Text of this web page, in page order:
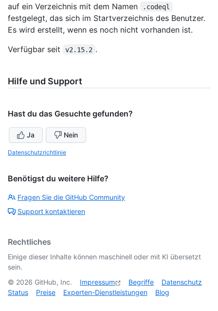
auf ein Verzeichnis mit dem Namen
.codeql
festgelegt, das sich im Startverzeichnis des Benutzer.
Es wird erstellt, wenn es noch nicht vorhanden ist.
Verfügbar seit
v2.15.2 .
Hilfe und Support
Hast du das Gesuchte gefunden?
Ja Nein
Datenschutzrichtlinie
Benötigst du weitere Hilfe?
Fragen Sie die GitHub Community
Support kontaktieren
Rechtliches
Einige dieser Inhalte können maschinell oder mit KI übersetzt
sein.
© 2026 GitHub, Inc. Impressum Begriffe
Datenschutz
Status
Preise Experten-Dienstleistungen Blog